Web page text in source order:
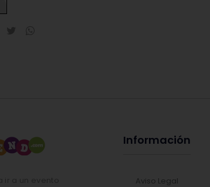
Información
Aviso Legal